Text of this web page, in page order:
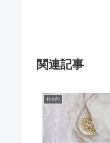
関連記事
社会的